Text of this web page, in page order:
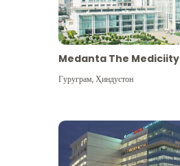
Medanta The Mediciity
Гуруграм,Ҳиндустон